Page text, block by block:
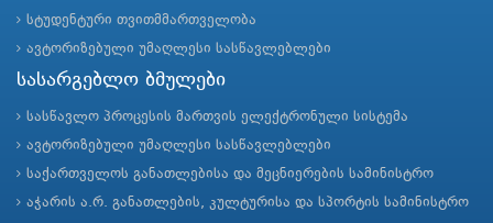
სტუდენტური თვითმმართველობა
ავტორიზებული უმაღლესი სასწავლებლები
სასარგებლო ბმულები
სასწავლო პროცესის მართვის ელექტრონული სისტემა
ავტორიზებული უმაღლესი სასწავლებლები
საქართველოს განათლებისა და მეცნიერების სამინისტრო
აჭარის ა.რ. განათლების, კულტურისა და სპორტის სამინისტრო